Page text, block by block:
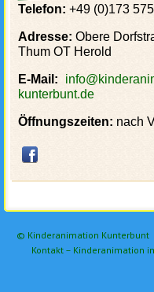
Telefon: +49 (0)173
Adresse: Obere
Thum OT Herold
E-Mail:
kunterbunt.de
Öffnungszeiten: nach
© Kinderanimation Kunterbunt
Kontakt – Kinderanimation